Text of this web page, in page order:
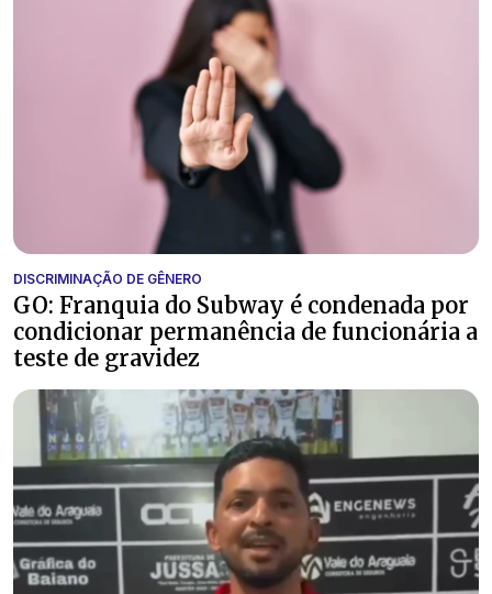
DISCRIMINAÇÃO DE GÊNERO
GO: Franquia do Subway é condenada por
condicionar permanência de funcionária a
teste de gravidez